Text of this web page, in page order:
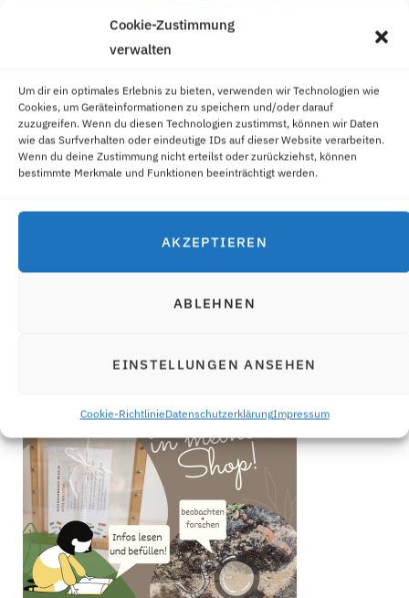
Cookie-Zustimmung
verwalten
Um dir ein optimales Erlebnis zu bieten, verwenden wir Technologien wie
Cookies, um Geräteinformationen zu speichern und/oder darauf
zuzugreifen. Wenn du diesen Technologien zustimmst, können wir Daten
wie das Surfverhalten oder eindeutige IDs auf dieser Website verarbeiten.
Wenn du deine Zustimmung nicht erteilst oder zurückziehst, können
bestimmte Merkmale und Funktionen beeinträchtigt werden.
AKZEPTIEREN
ABLEHNEN
EINSTELLUNGEN ANSEHEN
Cookie-RichtlinieDatenschutzerklärungImpressum
Klick auf's Foto zu mehr Infos über mich ;-)
Hi, ich bin Angelika! Feste sind zum Feiern da! Ob Babyshower,